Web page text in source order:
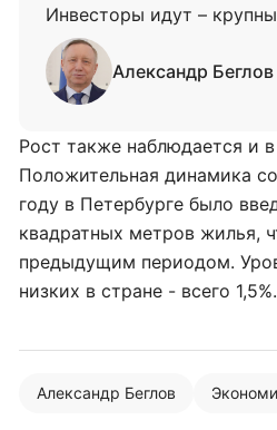
Инвесторы идут –
Александр Беглов
Рост также наблюдается и
Положительная динамика
году в Петербурге было
квадратных метров жилья,
предыдущим периодом.
низких в стране - всего 1,5%.
Александр Беглов